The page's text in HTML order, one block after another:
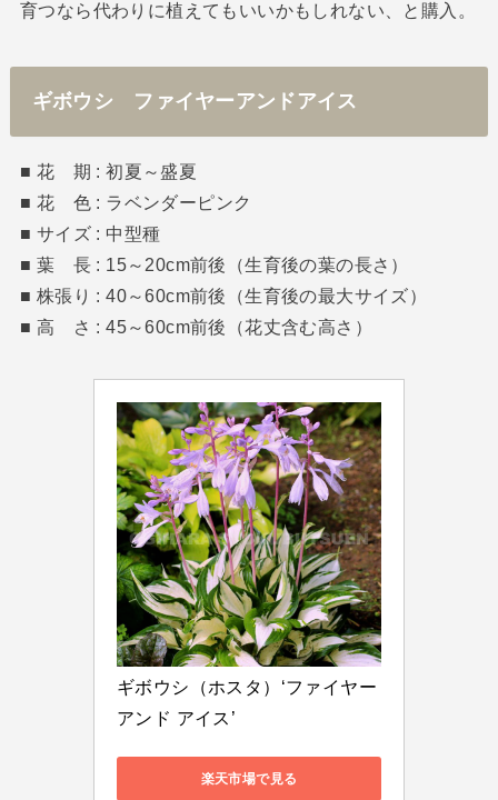
育つなら代わりに植えてもいいかもしれない、と購入。
ギボウシ ファイヤーアンドアイス
■ 花 期 : 初夏～盛夏
■ 花 色 : ラベンダーピンク
■ サイズ : 中型種
■ 葉 長 : 15～20cm前後（生育後の葉の長さ）
■ 株張り : 40～60cm前後（生育後の最大サイズ）
■ 高 さ : 45～60cm前後（花丈含む高さ）
ギボウシ（ホスタ）‘ファイヤー
アンド アイス’
楽天市場で見る